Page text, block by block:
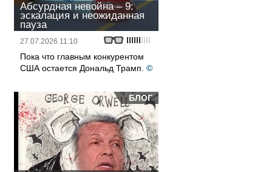
Абсурдная невойна – 9:
эскалация и неожиданная
пауза
27.07.2026 11:10
Пока что главным конкурентом
США остается Дональд Трамп. ©
БЛОГ